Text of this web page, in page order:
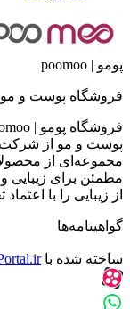
پومو | poomoo
فروشگاه پوست و مو
پوست و مو از شرکت
مجموعه‌ای از
مطمئن برای زیبایی
از زیبایی را با اعتماد
گواهینامه‌ها
ساخته شده با